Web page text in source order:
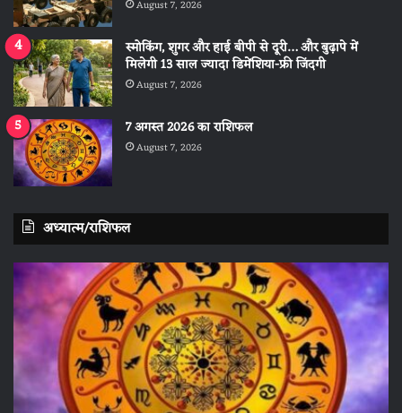
August 7, 2026
स्मोकिंग, शुगर और हाई बीपी से दूरी… और बुढ़ापे में
मिलेगी 13 साल ज्यादा डिमेंशिया-फ्री जिंदगी
August 7, 2026
7 अगस्त 2026 का राशिफल
August 7, 2026
अध्यात्म/राशिफल